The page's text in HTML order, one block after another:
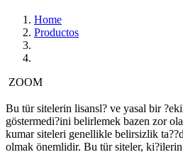
Home
Productos
ZOOM
Bu tür sitelerin lisansl? ve yasal bir
göstermedi?ini belirlemek bazen zor
kumar siteleri genellikle belirsizlik
olmak önemlidir. Bu tür siteler,